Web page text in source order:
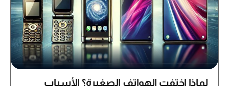
لماذا اختفت الهواتف الصغيرة؟ الأسباب